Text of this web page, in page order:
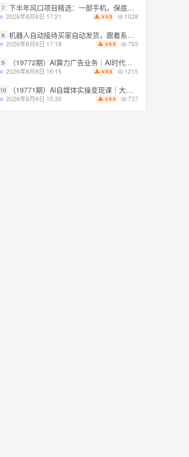
7 下半年风口项目精选：一部手机，保底日入500+，做就有收益，长期稳定！【揭秘】
2026年8月8日 17:21 ￥9.9 1028
8 机器人自动接待买家自动发货，跟着系统学拼多多虚拟月入1-5W【揭秘】
2026年8月8日 17:18 ￥9.9 793
9 （19772期）AI算力广告业务｜AI时代个人或工作室新赛道
2026年8月8日 16:15 ￥9.9 1215
10 （19771期）AI自媒体实操变现课｜大白话教学，从短剧漫剧到动画制作，零基础也能掌握*内容创作与变现全流程
2026年8月8日 15:30 ￥9.9 737
7 下半年风口项目精选：一部手机，保底日入500+，做就有收益，长期稳定！【揭秘】
2026年8月8日 17:21 ￥9.9 1028
8 机器人自动接待买家自动发货，跟着系统学拼多多虚拟月入1-5W【揭秘】
2026年8月8日 17:18 ￥9.9 793
9 （19772期）AI算力广告业务｜AI时代个人或工作室新赛道
2026年8月8日 16:15 ￥9.9 1215
10 （19771期）AI自媒体实操变现课｜大白话教学，从短剧漫剧到动画制作，零基础也能掌握*内容创作与变现全流程
2026年8月8日 15:30 ￥9.9 737